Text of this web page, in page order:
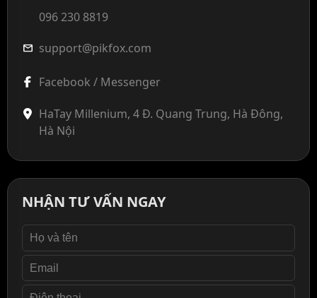
096 230 8819
mail support@pikfox.com
Facebook / Messenger
HaTay Millenium, 4 Đ. Quang Trung, Hà Đông,
Hà Nội
NHẬN TƯ VẤN NGAY